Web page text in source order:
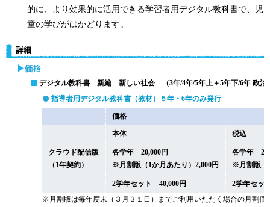
的に、より効果的に活用できる学習者用デジタル教科書で、児
童の学びがはかどります。
デジタル教科書 新編 新しい社会 （3年/4年/5年上＋5年下/6年 政治
指導者用デジタル教科書（教材）５年・6年のみ発行
価格
本体 税込
クラウド配信版
（1年契約）
各学年 20,000円
※月割版（1か月あたり）2,000円
各学年
※月割版（
2学年セット 40,000円
2学年セッ
※月割版は毎年度末（３月３１日）までご利用いただく場合の月割